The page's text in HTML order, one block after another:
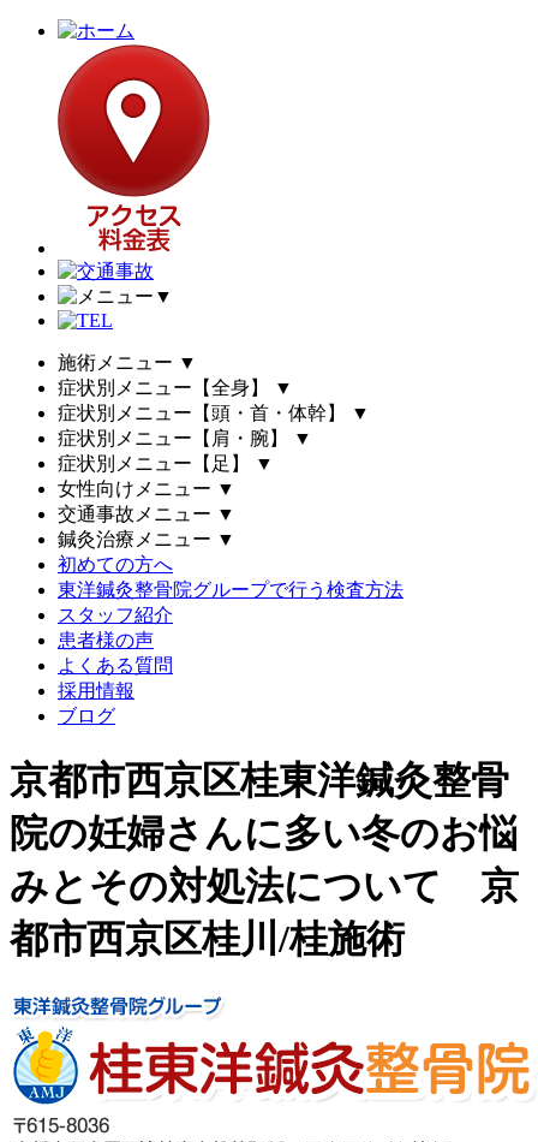
▼
施術メニュー ▼
症状別メニュー【全身】
▼
症状別メニュー【頭・首・体幹】
▼
症状別メニュー【肩・腕】
▼
症状別メニュー【足】
▼
女性向けメニュー ▼
交通事故メニュー ▼
鍼灸治療メニュー ▼
初めての方へ
東洋鍼灸整骨院グループで行う検査方法
スタッフ紹介
患者様の声
よくある質問
採用情報
ブログ
京都市西京区桂東洋鍼灸整骨
院の妊婦さんに多い冬のお悩
みとその対処法について 京
都市西京区桂川/桂施術